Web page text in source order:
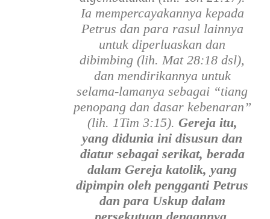
Ia mempercayakannya kepada
Petrus dan para rasul lainnya
untuk diperluaskan dan
dibimbing (lih. Mat 28:18 dsl),
dan mendirikannya untuk
selama-lamanya sebagai “tiang
penopang dan dasar kebenaran”
(lih. 1Tim 3:15). Gereja itu,
yang didunia ini disusun dan
diatur sebagai serikat, berada
dalam Gereja katolik, yang
dipimpin oleh pengganti Petrus
dan para Uskup dalam